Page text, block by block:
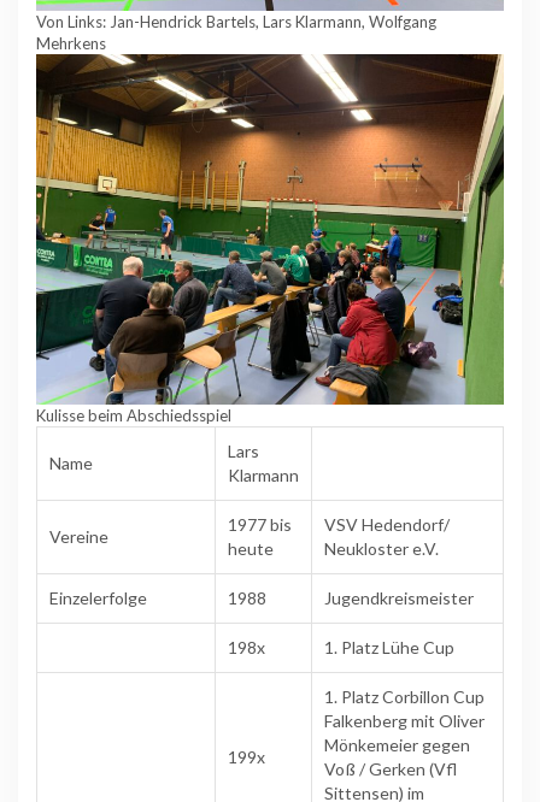
Von Links: Jan-Hendrick Bartels, Lars Klarmann, Wolfgang
Mehrkens
Kulisse beim Abschiedsspiel
Name
Lars
Klarmann
Vereine
1977 bis
heute
VSV Hedendorf/
Neukloster e.V.
Einzelerfolge 1988 Jugendkreismeister
198x 1. Platz Lühe Cup
199x
1. Platz Corbillon Cup
Falkenberg mit Oliver
Mönkemeier gegen
Voß / Gerken (Vfl
Sittensen) im